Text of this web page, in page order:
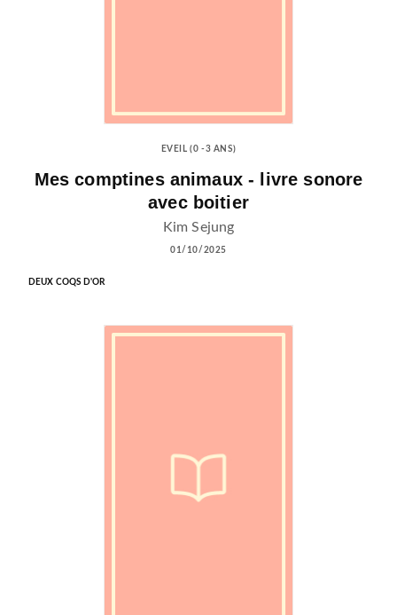
EVEIL (0 -3 ANS)
Mes comptines animaux - livre sonore
avec boitier
Kim Sejung
01/10/2025
DEUX COQS D'OR